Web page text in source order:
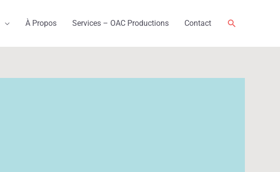
À Propos Services – OAC Productions Contact Rechercher